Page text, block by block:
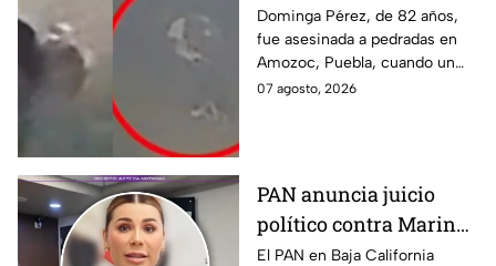
vendedora de cemitas
de 82 años mientras iba
a su casa
Dominga Pérez, de 82 años,
fue asesinada a pedradas en
Amozoc, Puebla, cuando un
sujeto le robó los 90 pesos
07 agosto, 2026
PAN anuncia juicio
político contra Marina
del Pilar y la fiscal de
El PAN en Baja California